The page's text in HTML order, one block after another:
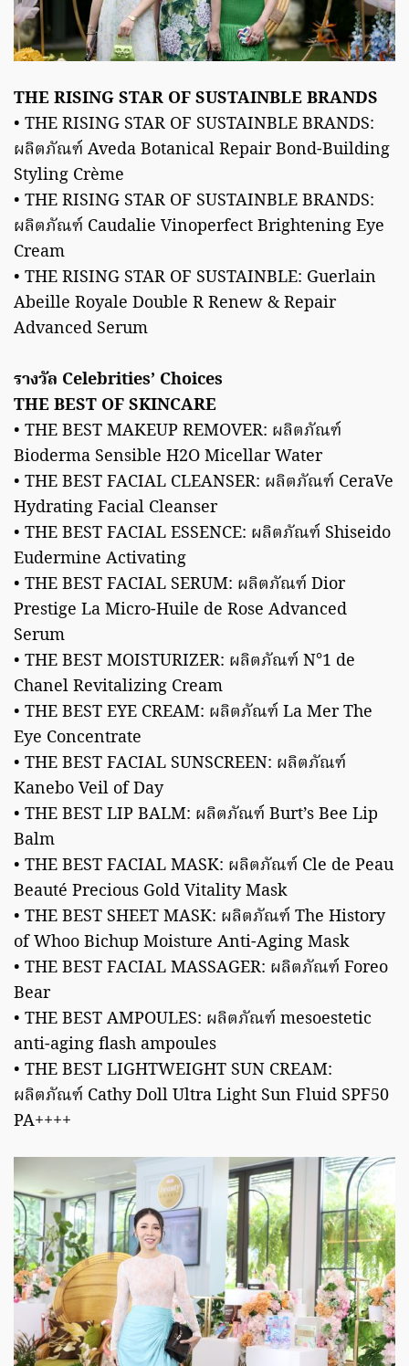
THE RISING STAR OF SUSTAINBLE BRANDS
• THE RISING STAR OF SUSTAINBLE BRANDS:
ผลิตภัณฑ์ Aveda Botanical Repair Bond-Building
Styling Crème
• THE RISING STAR OF SUSTAINBLE BRANDS:
ผลิตภัณฑ์ Caudalie Vinoperfect Brightening Eye
Cream
• THE RISING STAR OF SUSTAINBLE: Guerlain
Abeille Royale Double R Renew & Repair
Advanced Serum
รางวัล Celebrities’ Choices
THE BEST OF SKINCARE
• THE BEST MAKEUP REMOVER: ผลิตภัณฑ์
Bioderma Sensible H2O Micellar Water
• THE BEST FACIAL CLEANSER: ผลิตภัณฑ์ CeraVe
Hydrating Facial Cleanser
• THE BEST FACIAL ESSENCE: ผลิตภัณฑ์ Shiseido
Eudermine Activating
• THE BEST FACIAL SERUM: ผลิตภัณฑ์ Dior
Prestige La Micro-Huile de Rose Advanced
Serum
• THE BEST MOISTURIZER: ผลิตภัณฑ์ N°1 de
Chanel Revitalizing Cream
• THE BEST EYE CREAM: ผลิตภัณฑ์ La Mer The
Eye Concentrate
• THE BEST FACIAL SUNSCREEN: ผลิตภัณฑ์
Kanebo Veil of Day
• THE BEST LIP BALM: ผลิตภัณฑ์ Burt’s Bee Lip
Balm
• THE BEST FACIAL MASK: ผลิตภัณฑ์ Cle de Peau
Beauté Precious Gold Vitality Mask
• THE BEST SHEET MASK: ผลิตภัณฑ์ The History
of Whoo Bichup Moisture Anti-Aging Mask
• THE BEST FACIAL MASSAGER: ผลิตภัณฑ์ Foreo
Bear
• THE BEST AMPOULES: ผลิตภัณฑ์ mesoestetic
anti-aging flash ampoules
• THE BEST LIGHTWEIGHT SUN CREAM:
ผลิตภัณฑ์ Cathy Doll Ultra Light Sun Fluid SPF50
PA++++